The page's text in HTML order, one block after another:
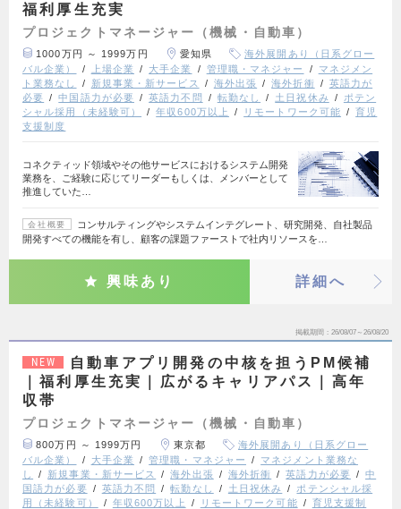
福利厚生充実
プロジェクトマネージャー（機械・自動車）
1000万円 ～ 1999万円 愛知県
海外展開あり（日系グロー
バル企業）
上場企業 大手企業 管理職・マネジャー
マネジメン
ト業務なし
新規事業・新サービス 海外出張 海外折衝
英語力が
必要
中国語力が必要 英語力不問 転勤なし 土日祝休み
ポテン
シャル採用（未経験可）
年収600万以上 リモートワーク可能
育児
支援制度
コネクティッド領域やその他サービスにおけるシステム開発
業務を、ご経験に応じてリーダーもしくは、メンバーとして
推進していた…
会社概要
コンサルティングやシステムインテグレート、研究開発、自社製品
開発すべての機能を有し、顧客の課題ファーストで社内リソースを…
興味あり 詳細へ
掲載期間 26/08/07～26/08/20
NEW
自動車アプリ開発の中核を担うPM候補
｜福利厚生充実｜広がるキャリアパス｜高年
収帯
プロジェクトマネージャー（機械・自動車）
800万円 ～ 1999万円 東京都
海外展開あり（日系グロー
バル企業）
大手企業 管理職・マネジャー
マネジメント業務な
し
新規事業・新サービス 海外出張 海外折衝 英語力が必要
中
国語力が必要
英語力不問 転勤なし 土日祝休み
ポテンシャル採
用（未経験可）
年収600万以上 リモートワーク可能
育児支援制